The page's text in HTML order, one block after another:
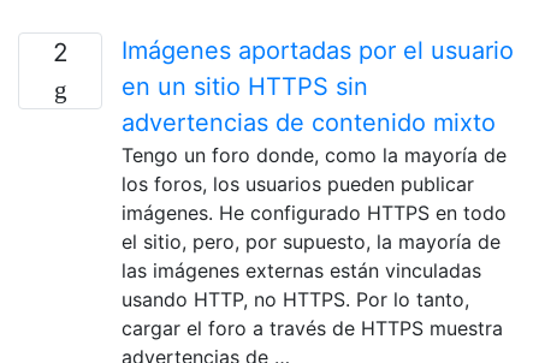
2
Imágenes aportadas por el usuario
en un sitio HTTPS sin
advertencias de contenido mixto
Tengo un foro donde, como la mayoría de
los foros, los usuarios pueden publicar
imágenes. He configurado HTTPS en todo
el sitio, pero, por supuesto, la mayoría de
las imágenes externas están vinculadas
usando HTTP, no HTTPS. Por lo tanto,
cargar el foro a través de HTTPS muestra
advertencias de …